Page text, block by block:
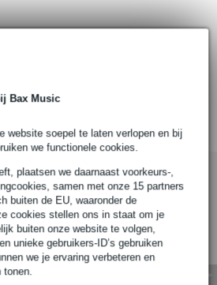
Bax Music
website soepel te laten verlopen en bij
we functionele cookies.
plaatsen we daarnaast voorkeurs-,
samen met onze 15 partners
buiten de EU, waaronder de
cookies stellen ons in staat om je
buiten onze website te volgen,
unieke gebruikers-ID’s gebruiken
we je ervaring verbeteren en
tonen.